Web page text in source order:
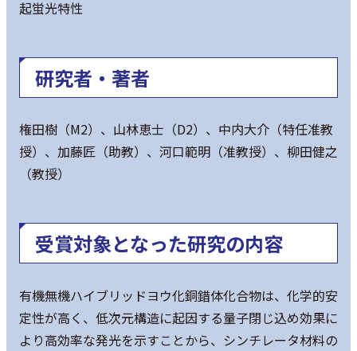
起蛍光特性
研究者・著者
権田樹（M2）、山林恵士（D2）、中内大介（特任准教
授）、加藤匠（助教）、河口範明（准教授）、柳田健之
（教授）
受賞対象となった研究の内容
有機無機ハイブリッドヨウ化銅錯体化合物は、化学的安
定性が高く、低次元構造に起因する量子閉じ込め効果に
より高効率な発光を示すことから、シンチレータ材料の